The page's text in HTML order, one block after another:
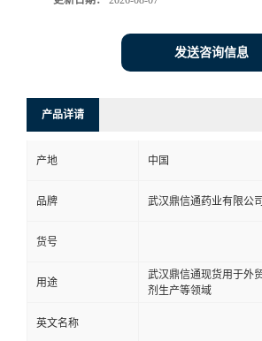
发送咨询信息
产品详请
产地 中国
品牌 武汉鼎信通药业有限公司
货号
用途
武汉鼎信通现货用于外
剂生产等领域
英文名称